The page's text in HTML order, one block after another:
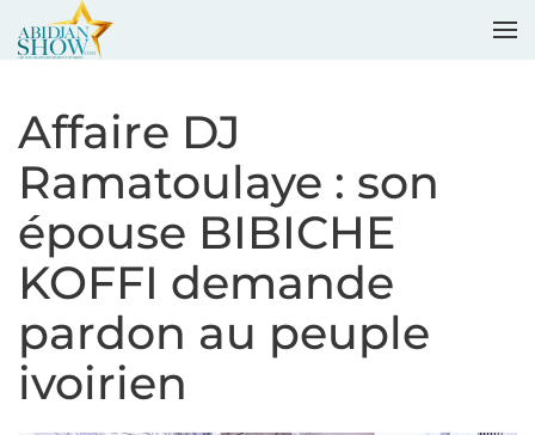
Affaire DJ
Ramatoulaye : son
épouse BIBICHE
KOFFI demande
pardon au peuple
ivoirien